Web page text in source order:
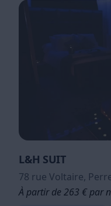
L&H SUIT
78 rue Voltaire,
À partir de 263 € par